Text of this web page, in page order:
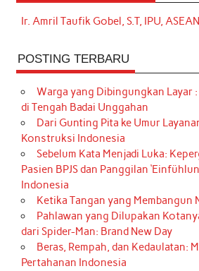
Ir. Amril Taufik Gobel, S.T, IPU,
POSTING TERBARU
Warga yang Dibingungkan Layar
di Tengah Badai Unggahan
Dari Gunting Pita ke Umur
Konstruksi Indonesia
Sebelum Kata Menjadi Luka:
Pasien BPJS dan Panggilan
Indonesia
Ketika Tangan yang Membangun
Pahlawan yang Dilupakan
dari Spider-Man: Brand New Day
Beras, Rempah, dan Kedaulatan:
Pertahanan Indonesia